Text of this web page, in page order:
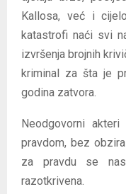
Kallosa, već i
katastrofi naći svi
izvršenja brojnih
kriminal za šta je
godina zatvora.
Neodgovorni
pravdom, bez
za pravdu se
razotkrivena.